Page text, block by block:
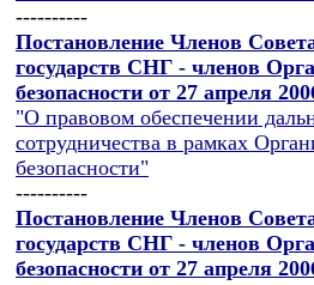
----------
Постановление Членов
государств СНГ - членов
безопасности от 27 апреля
"О правовом обеспечении
сотрудничества в рамках
безопасности"
----------
Постановление Членов
государств СНГ - членов
безопасности от 27 апреля